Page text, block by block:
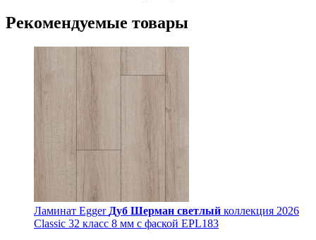
Рекомендуемые товары
Ламинат Egger Дуб Шерман светлый коллекция 2026
Classic 32 класс 8 мм с фаской EPL183